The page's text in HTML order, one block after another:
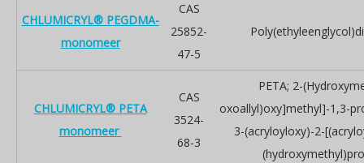
CHLUMICRYL® PEGDMA-
monomeer
CAS
25852-
47-5
CHLUMICRYL® PETA
monomeer
CAS
3524-
68-3
PETA; 2-
oxoallyl)oxy]methyl]-1,3-
3-(acryloyloxy)-2-